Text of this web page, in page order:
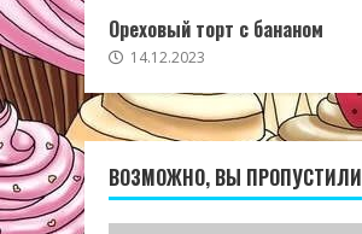
Ореховый торт с бананом
14.12.2023
ВОЗМОЖНО, ВЫ ПРОПУСТИЛИ